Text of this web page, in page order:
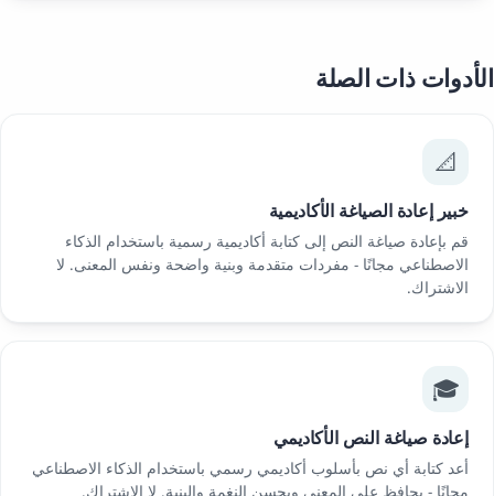
الأدوات ذات الصلة
📐
خبير إعادة الصياغة الأكاديمية
قم بإعادة صياغة النص إلى كتابة أكاديمية رسمية باستخدام الذكاء
الاصطناعي مجانًا - مفردات متقدمة وبنية واضحة ونفس المعنى. لا
الاشتراك.
🎓
إعادة صياغة النص الأكاديمي
أعد كتابة أي نص بأسلوب أكاديمي رسمي باستخدام الذكاء الاصطناعي
مجانًا - يحافظ على المعنى ويحسن النغمة والبنية. لا الاشتراك.